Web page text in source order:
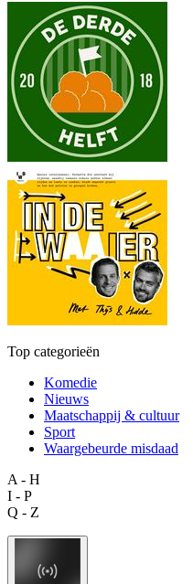
Top categorieën
Komedie
Nieuws
Maatschappij & cultuur
Sport
Waargebeurde misdaad
A - H
I - P
Q - Z